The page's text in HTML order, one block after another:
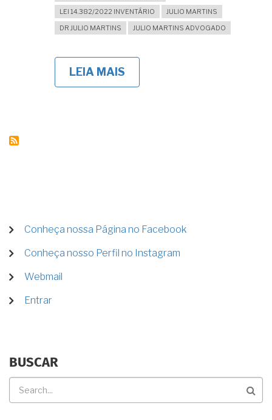
LEI 14.382/2022 INVENTÁRIO
JULIO MARTINS
DR JULIO MARTINS
JULIO MARTINS ADVOGADO
LEIA MAIS
INVENTÁRIO
MENU
CONTA
DE
Conheça nossa Página no Facebook
Conheça nosso Perfil no Instagram
Webmail
Entrar
BUSCAR